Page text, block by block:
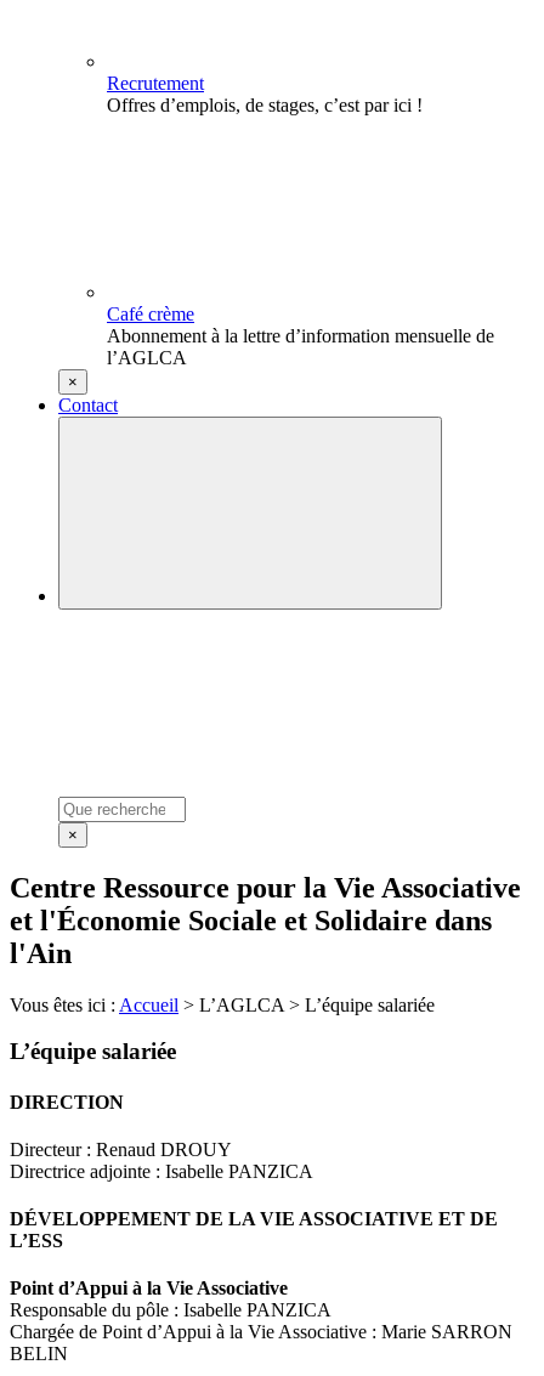
Recrutement
Offres d’emplois, de stages, c’est par ici !
Café crème
Abonnement à la lettre d’information mensuelle de
l’AGLCA
×
Contact
×
Centre Ressource pour la Vie Associative
et l'Économie Sociale et Solidaire dans
l'Ain
Vous êtes ici : Accueil > L’AGLCA > L’équipe salariée
L’équipe salariée
DIRECTION
Directeur : Renaud DROUY
Directrice adjointe : Isabelle PANZICA
DÉVELOPPEMENT DE LA VIE ASSOCIATIVE ET DE
L’ESS
Point d’Appui à la Vie Associative
Responsable du pôle : Isabelle PANZICA
Chargée de Point d’Appui à la Vie Associative : Marie SARRON
BELIN